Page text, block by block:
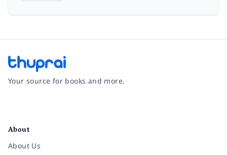
Your source for books and more.
About
About Us